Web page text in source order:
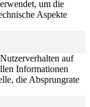
um die
Aspekte
auf
Informationen
die Absprungrate